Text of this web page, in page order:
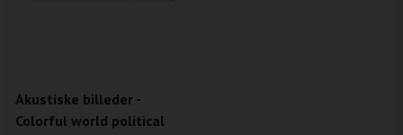
Akustiske billeder -
Colorful world political